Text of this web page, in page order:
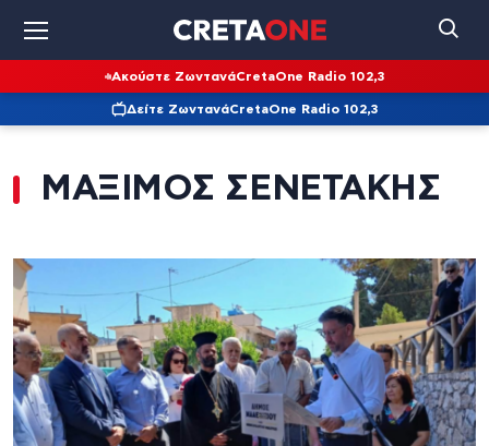
Ακούστε ΖωντανάCretaOne Radio 102,3
Δείτε ΖωντανάCretaOne Radio 102,3
ΜΑΞΙΜΟΣ ΣΕΝΕΤΑΚΗΣ